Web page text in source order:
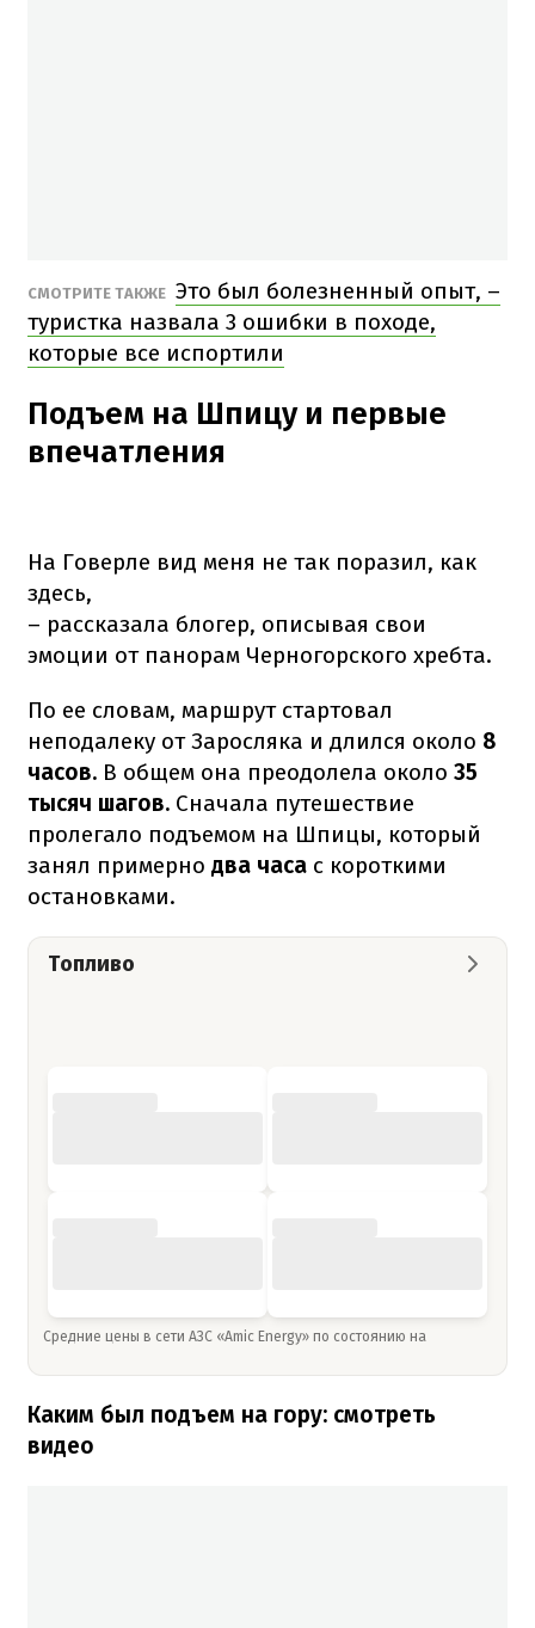
СМОТРИТЕ ТАКЖЕ Это был болезненный опыт, –
туристка назвала 3 ошибки в походе,
которые все испортили
Подъем на Шпицу и первые
впечатления
На Говерле вид меня не так поразил, как
здесь,
– рассказала блогер, описывая свои
эмоции от панорам Черногорского хребта.
По ее словам, маршрут стартовал
неподалеку от Заросляка и длился около 8
часов. В общем она преодолела около 35
тысяч шагов. Сначала путешествие
пролегало подъемом на Шпицы, который
занял примерно два часа с короткими
остановками.
Топливо
Средние цены в сети АЗС «Amic Energy» по состоянию на
Каким был подъем на гору: смотреть
видео